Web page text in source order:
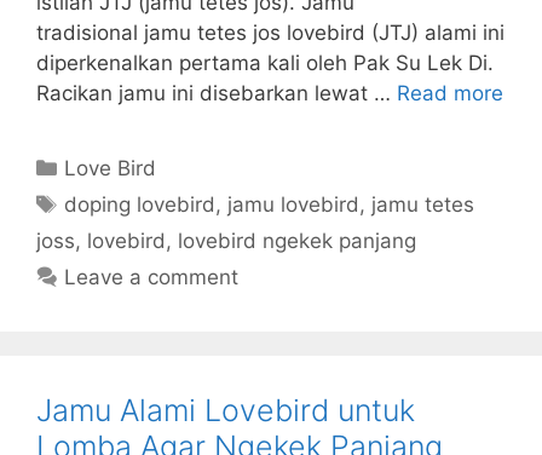
tradisional jamu tetes jos lovebird (JTJ) alami ini
diperkenalkan pertama kali oleh Pak Su Lek Di.
Racikan jamu ini disebarkan lewat … Read more
Categories
Love Bird
Tags
doping lovebird, jamu lovebird, jamu tetes
joss, lovebird, lovebird ngekek panjang
Leave a comment
Jamu Alami Lovebird untuk
Lomba Agar Ngekek Panjang